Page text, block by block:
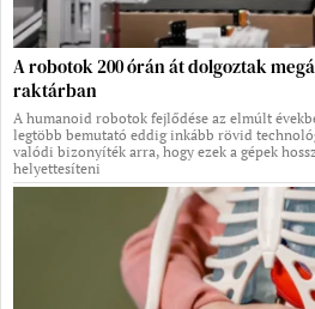
A robotok 200 órán át dolgoztak
raktárban
A humanoid robotok fejlődése az elmúlt
legtöbb bemutató eddig inkább rövid
valódi bizonyíték arra, hogy ezek a gépek
helyettesíteni